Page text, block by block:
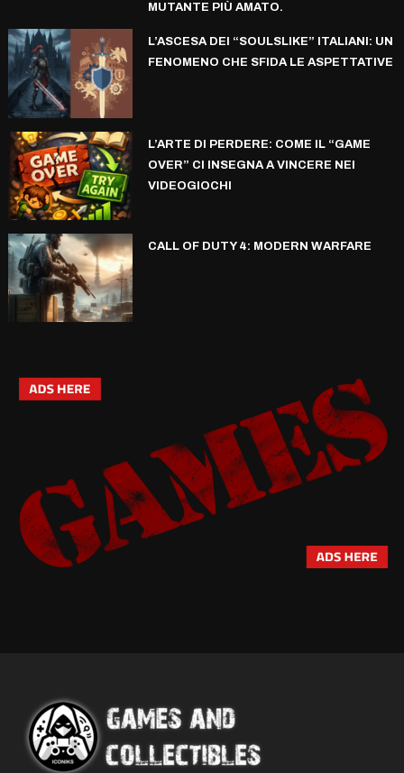
MUTANTE PIÙ AMATO.
L’ASCESA DEI “SOULSLIKE” ITALIANI: UN
FENOMENO CHE SFIDA LE ASPETTATIVE
L’ARTE DI PERDERE: COME IL “GAME
OVER” CI INSEGNA A VINCERE NEI
VIDEOGIOCHI
CALL OF DUTY 4: MODERN WARFARE